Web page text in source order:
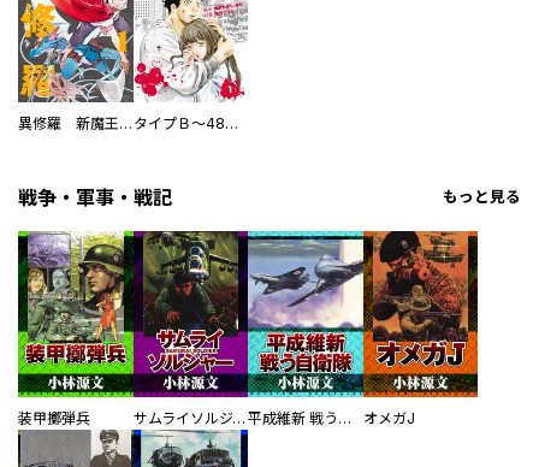
異修羅 新魔王戦争 タイプＢ～48時間後、致死率100％～【単話】
戦争・軍事・戦記 もっと見る
装甲擲弾兵 サムライソルジャー SAMURAI SOLDIER 平成維新 戦う自衛隊 オメガJ